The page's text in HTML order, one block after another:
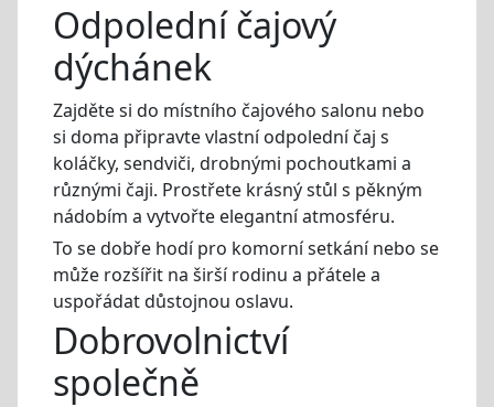
Odpolední čajový
dýchánek
Zajděte si do místního čajového salonu nebo
si doma připravte vlastní odpolední čaj s
koláčky, sendviči, drobnými pochoutkami a
různými čaji. Prostřete krásný stůl s pěkným
nádobím a vytvořte elegantní atmosféru.
To se dobře hodí pro komorní setkání nebo se
může rozšířit na širší rodinu a přátele a
uspořádat důstojnou oslavu.
Dobrovolnictví
společně